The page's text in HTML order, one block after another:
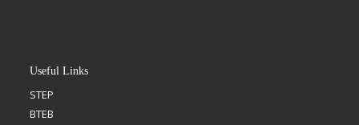
Useful Links
STEP
BTEB